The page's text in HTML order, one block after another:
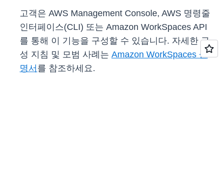
고객은 AWS Management Console, AWS 명령줄
인터페이스(CLI) 또는 Amazon WorkSpaces API
를 통해 이 기능을 구성할 수 있습니다. 자세한 구
성 지침 및 모범 사례는 Amazon WorkSpaces 설
명서 를 참조하세요.